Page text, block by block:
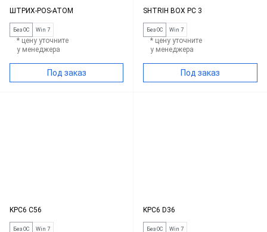
ШТРИХ-POS-ATOM
Без ОС Win 7
* цену уточните
у менеджера
Под заказ
SHTRIH BOX PC 3
Без ОС Win 7
* цену уточните
у менеджера
Под заказ
KPC6 C56
Без ОС Win 7
KPC6 D36
Без ОС Win 7